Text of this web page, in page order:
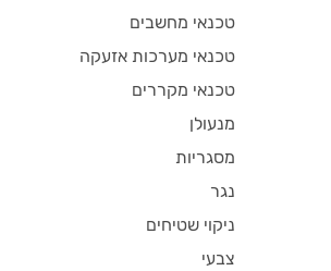
טכנאי מחשבים
טכנאי מערכות אזעקה
טכנאי מקררים
מנעולן
מסגריות
נגר
ניקוי שטיחים
צבעי